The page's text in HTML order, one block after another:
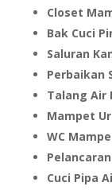
Closet
Bak Cuci
Saluran
Perbaikan
Talang Air
Mampet
WC
Cuci Pipa